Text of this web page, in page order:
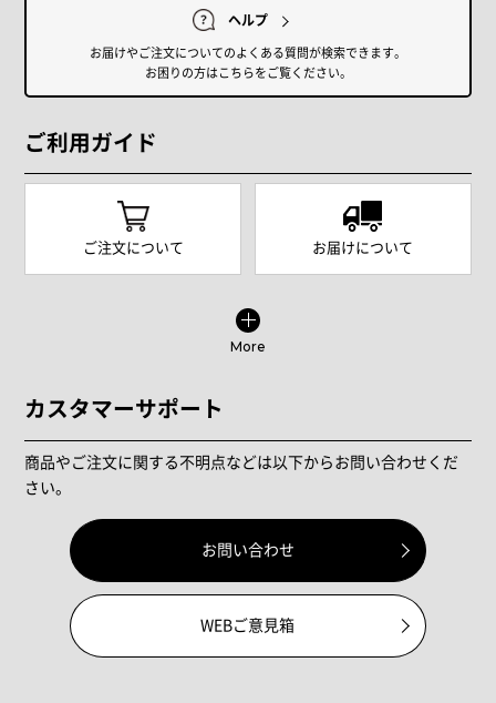
ヘルプ
お届けやご注文についてのよくある質問が検索できます。
お困りの方はこちらをご覧ください。
ご利用ガイド
ご注文について お届けについて
More
カスタマーサポート
商品やご注文に関する不明点などは以下からお問い合わせくだ
さい。
お問い合わせ
WEBご意見箱